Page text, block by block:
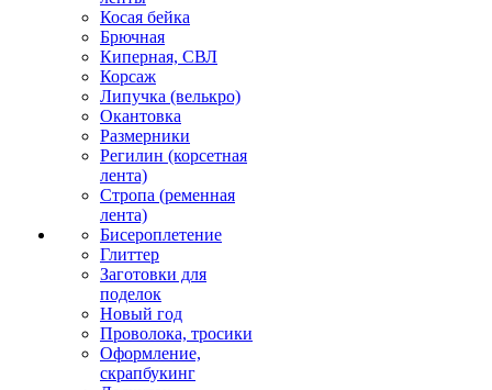
Косая бейка
Брючная
Киперная, СВЛ
Корсаж
Липучка (велькро)
Окантовка
Размерники
Регилин (корсетная
лента)
Стропа (ременная
лента)
Бисероплетение
Глиттер
Заготовки для
поделок
Новый год
Проволока, тросики
Оформление,
скрапбукинг